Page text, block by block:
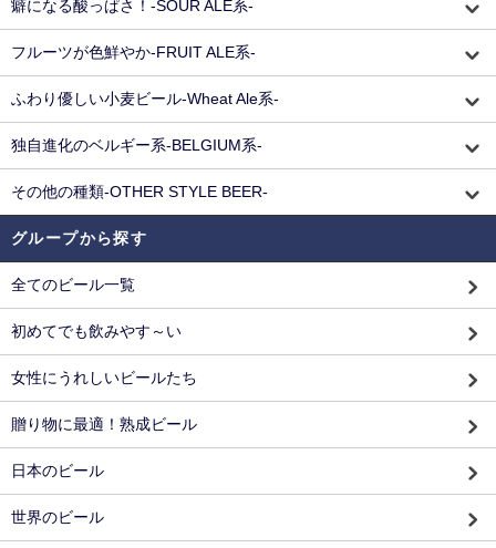
癖になる酸っぱさ！-SOUR ALE系-
フルーツが色鮮やか-FRUIT ALE系-
ふわり優しい小麦ビール-Wheat Ale系-
独自進化のベルギー系-BELGIUM系-
その他の種類-OTHER STYLE BEER-
グループから探す
全てのビール一覧
初めてでも飲みやす～い
女性にうれしいビールたち
贈り物に最適！熟成ビール
日本のビール
世界のビール